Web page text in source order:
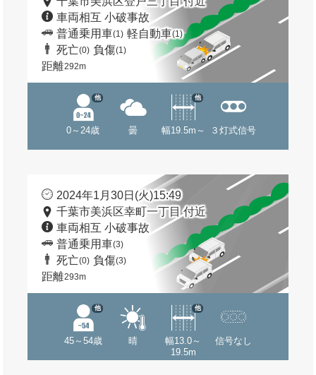
車両相互 小破事故
普通乗用車(1) 軽自動車(1)
死亡(0) 負傷(1)
距離292m
0～24歳
他
曇 幅19.5m～
他
３灯式信号
2024年1月30日(火)15:49
千葉市美浜区幸町一丁目 付近
車両相互 小破事故
普通乗用車(3)
死亡(0) 負傷(3)
距離293m
45～54歳
他
晴
幅13.0～
19.5m
他
信号なし